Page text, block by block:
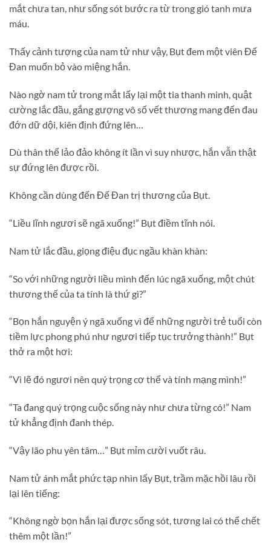
mắt chưa tan, như sống sót bước ra từ trong gió tanh mưa
máu.
Thấy cảnh tượng của nam tử như vậy, Bụt đem một viên Đế
Đan muốn bỏ vào miệng hắn.
Nào ngờ nam tử trong mắt lấy lại một tia thanh minh, quật
cường lắc đầu, gắng gượng vô số vết thương mang đến đau
đớn dữ dội, kiên định đứng lên…
Dù thân thể lảo đảo không ít lần vì suy nhược, hắn vẫn thật
sự đứng lên được rồi.
Không cần dùng đến Đế Đan trị thương của Bụt.
“Liều lĩnh ngươi sẽ ngã xuống!” Bụt điềm tĩnh nói.
Nam tử lắc đầu, giọng điệu đục ngầu khàn khàn:
“So với những người liều mình đến lúc ngã xuống, một chút
thương thế của ta tính là thứ gì?”
“Bọn hắn nguyện ý ngã xuống vì để những người trẻ tuổi còn
tiềm lực phong phú như ngươi tiếp tục trưởng thành!” Bụt
thở ra một hơi:
“Vì lẽ đó ngươi nên quý trọng cơ thể và tính mạng mình!”
“Ta đang quý trọng cuộc sống này như chưa từng có!” Nam
tử khẳng định đanh thép.
“Vậy lão phu yên tâm…” Bụt mỉm cười vuốt râu.
Nam tử ánh mắt phức tạp nhìn lấy Bụt, trầm mặc hồi lâu rồi
lại lên tiếng:
“Không ngờ bọn hắn lại được sống sót, tương lai có thể chết
thêm một lần!”